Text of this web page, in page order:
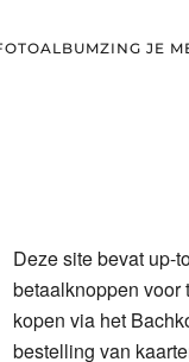
ZING JE
Deze site bevat up-
betaalknoppen voor
kopen via het
bestelling van